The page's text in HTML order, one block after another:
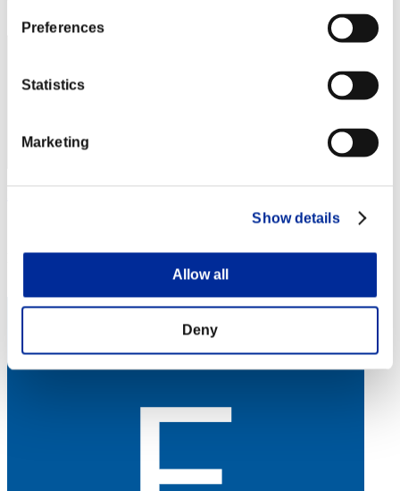
Preferences
Statistics
Marketing
Show details
Allow all
Deny
RANK